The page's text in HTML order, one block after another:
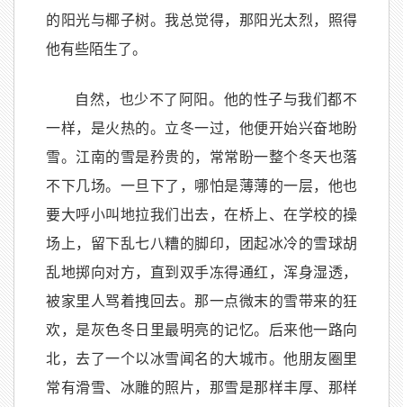
的阳光与椰子树。我总觉得，那阳光太烈，照得
他有些陌生了。
自然，也少不了阿阳。他的性子与我们都不
一样，是火热的。立冬一过，他便开始兴奋地盼
雪。江南的雪是矜贵的，常常盼一整个冬天也落
不下几场。一旦下了，哪怕是薄薄的一层，他也
要大呼小叫地拉我们出去，在桥上、在学校的操
场上，留下乱七八糟的脚印，团起冰冷的雪球胡
乱地掷向对方，直到双手冻得通红，浑身湿透，
被家里人骂着拽回去。那一点微末的雪带来的狂
欢，是灰色冬日里最明亮的记忆。后来他一路向
北，去了一个以冰雪闻名的大城市。他朋友圈里
常有滑雪、冰雕的照片，那雪是那样丰厚、那样